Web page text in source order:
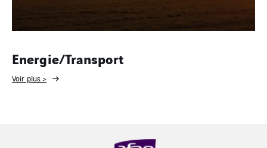
Energie/Transport
Voir plus >